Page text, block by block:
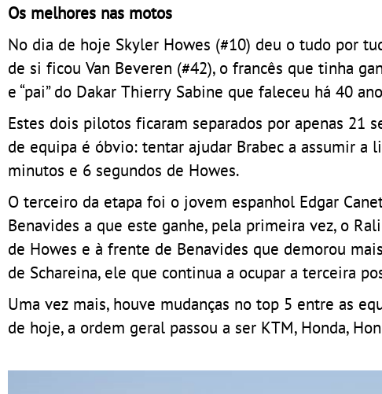
Os melhores nas motos
No dia de hoje Skyler Howes (#10) deu o tudo por
de si ficou Van Beveren (#42), o francês que tinha
e “pai” do Dakar Thierry Sabine que faleceu há 40
Estes dois pilotos ficaram separados por apenas 21
de equipa é óbvio: tentar ajudar Brabec a assumir a
minutos e 6 segundos de Howes.
O terceiro da etapa foi o jovem espanhol Edgar
Benavides a que este ganhe, pela primeira vez, o
de Howes e à frente de Benavides que demorou
de Schareina, ele que continua a ocupar a terceira
Uma vez mais, houve mudanças no top 5 entre as
de hoje, a ordem geral passou a ser KTM, Honda,